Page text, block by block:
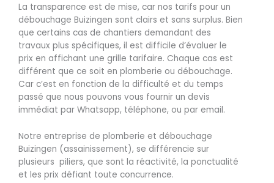
La transparence est de mise, car nos tarifs pour un
débouchage Buizingen sont clairs et sans surplus. Bien
que certains cas de chantiers demandant des
travaux plus spécifiques, il est difficile d’évaluer le
prix en affichant une grille tarifaire. Chaque cas est
différent que ce soit en plomberie ou débouchage.
Car c’est en fonction de la difficulté et du temps
passé que nous pouvons vous fournir un devis
immédiat par Whatsapp, téléphone, ou par email.
Notre entreprise de plomberie et débouchage
Buizingen (assainissement), se différencie sur
plusieurs piliers, que sont la réactivité, la ponctualité
et les prix défiant toute concurrence.